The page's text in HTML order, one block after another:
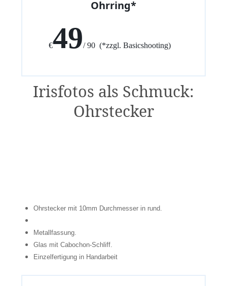
Ohrring*
€49/ 90 (*zzgl. Basicshooting)
Irisfotos als Schmuck:
Ohrstecker
Ohrstecker mit 10mm Durchmesser in rund.
Metallfassung.
Glas mit Cabochon-Schliff.
Einzelfertigung in Handarbeit